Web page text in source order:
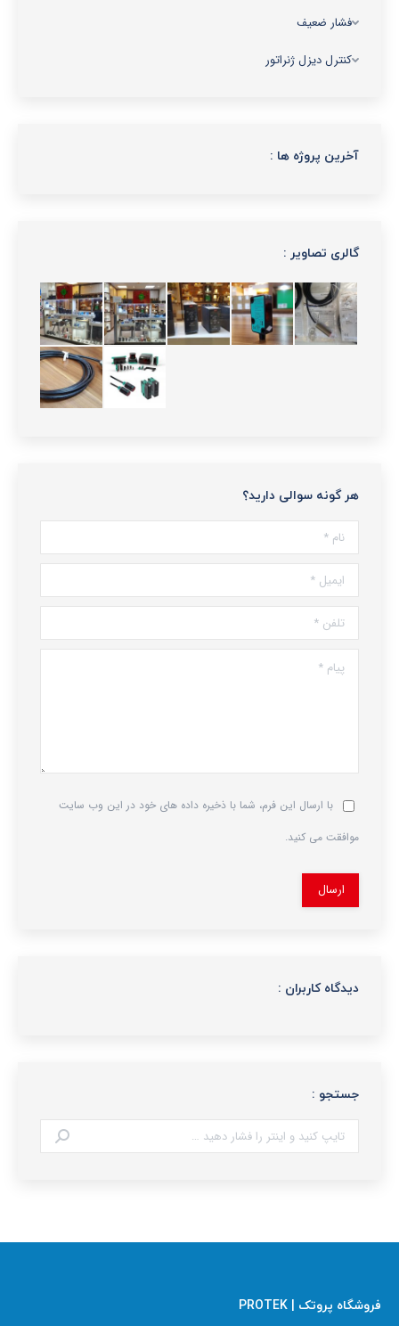
فشار ضعیف
کنترل دیزل ژنراتور
آخرین پروژه ها :
گالری تصاویر :
هر گونه سوالی دارید؟
نام *
ایمیل *
تلفن *
پیام *
با ارسال این فرم، شما با ذخیره داده های خود در این وب سایت
موافقت می کنید.
ارسال
دیدگاه کاربران :
جستجو :
جستجو:
فروشگاه پروتک | PROTEK